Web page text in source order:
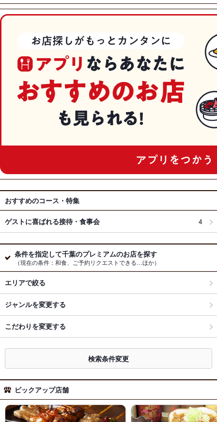
おすすめのコース・特集
ゲストに喜ばれる接待・食事会 4
条件を指定して千葉のプレミアムのお店を探す
（現在の条件：和食、ご予約リクエストできる…ほか）
エリアで絞る
ジャンルを変更する
こだわりを変更する
検索条件変更
ピックアップ店舗